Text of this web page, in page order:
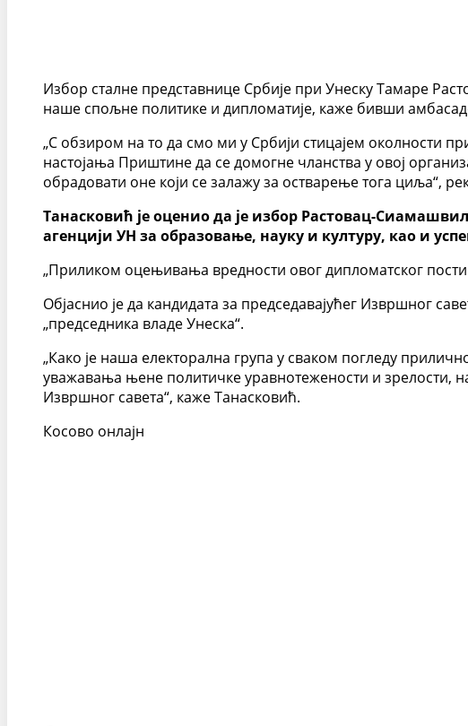
Избор сталне представнице Србије при Унеску Тамаре
наше спољне политике и дипломатије, каже бивши
„С обзиром на то да смо ми у Србији стицајем околности
настојања Приштине да се домогне чланства у овој
обрадовати оне који се залажу за остварење тога циља“,
Танасковић је оценио да је избор Растовац-
агенцији УН за образовање, науку и културу, као и
„Приликом оцењивања вредности овог дипломатског
Објаснио је да кандидата за председавајућег Извршног
„председника владе Унеска“.
„Како је наша електорална група у сваком погледу
уважавања њене политичке уравнотежености и зрелости,
Извршног савета“, каже Танасковић.
Косово онлајн